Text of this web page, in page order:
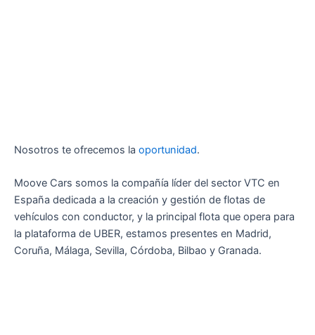
Nosotros te ofrecemos la oportunidad.
Moove Cars somos la compañía líder del sector VTC en
España dedicada a la creación y gestión de flotas de
vehículos con conductor, y la principal flota que opera para
la plataforma de UBER, estamos presentes en Madrid,
Coruña, Málaga, Sevilla, Córdoba, Bilbao y Granada.